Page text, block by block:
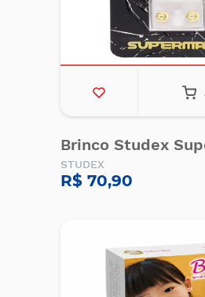
Brinco Studex
STUDEX
R$ 70,90